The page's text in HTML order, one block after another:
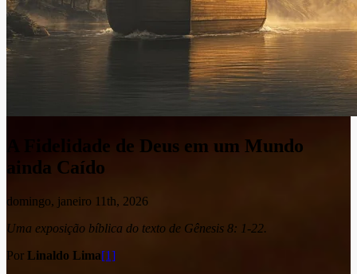
A Fidelidade de Deus em um Mundo
ainda Caído
domingo, janeiro 11th, 2026
Uma exposição bíblica do texto de Gênesis 8: 1-22.
Por Linaldo Lima[1]